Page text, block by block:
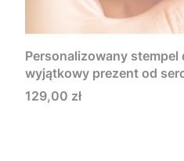
Personalizowany stempel
wyjątkowy prezent od
Cena
129,00 zł